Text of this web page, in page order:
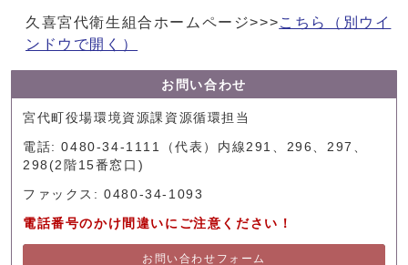
久喜宮代衛生組合ホームページ>>>こちら
（別ウイ
ンドウで開く）
お問い合わせ
宮代町役場環境資源課資源循環担当
電話: 0480-34-1111（代表）内線291、296、297、
298(2階15番窓口)
ファックス: 0480-34-1093
電話番号のかけ間違いにご注意ください！
お問い合わせフォーム